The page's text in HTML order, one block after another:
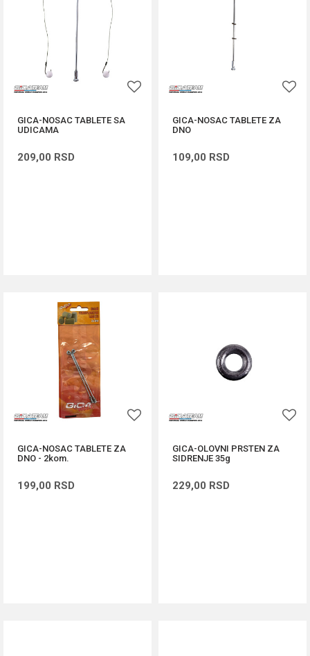
GICA-NOSAC TABLETE SA
UDICAMA
209,00 RSD
GICA-NOSAC TABLETE ZA
DNO
109,00 RSD
GICA-NOSAC TABLETE ZA
DNO - 2kom.
199,00 RSD
GICA-OLOVNI PRSTEN ZA
SIDRENJE 35g
229,00 RSD